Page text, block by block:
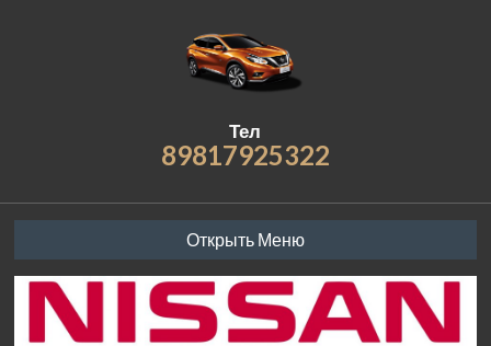
Тел
89817925322
Открыть Меню